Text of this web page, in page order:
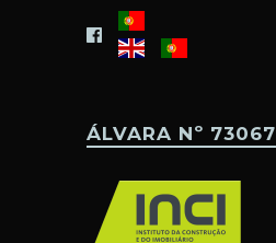
ÁLVARA Nº 73067